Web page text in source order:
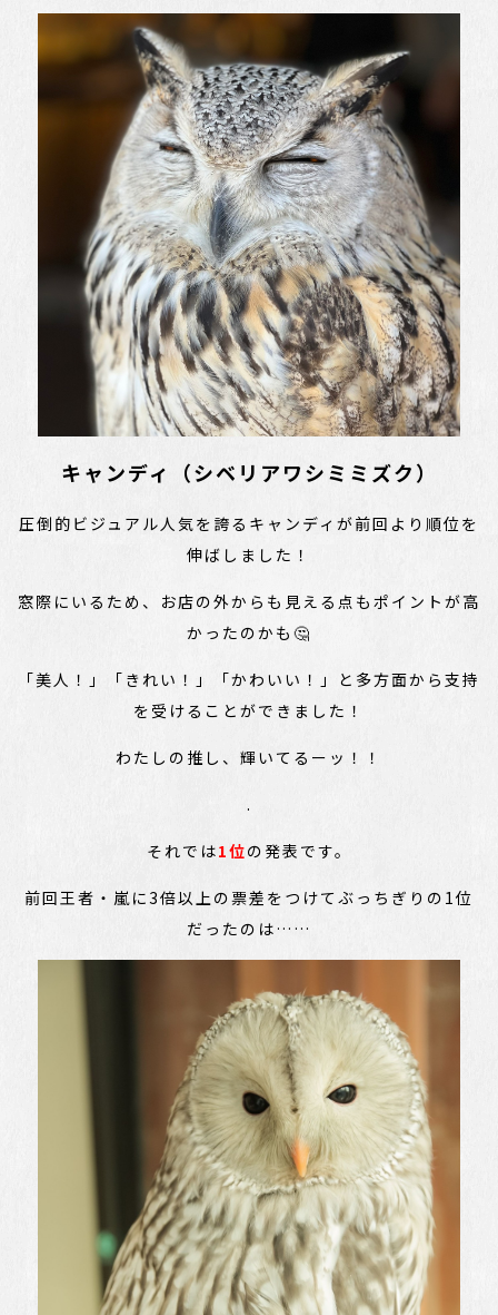
キャンディ（シベリアワシミミズク）
圧倒的ビジュアル人気を誇るキャンディが前回より順位を
伸ばしました！
窓際にいるため、お店の外からも見える点もポイントが高
かったのかも🤔
「美人！」「きれい！」「かわいい！」と多方面から支持
を受けることができました！
わたしの推し、輝いてるーッ！！
.
それでは1位の発表です。
前回王者・嵐に3倍以上の票差をつけてぶっちぎりの1位
だったのは……